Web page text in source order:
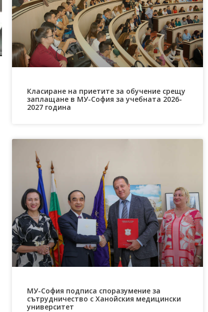
Класиране на приетите за обучение срещу
заплащане в МУ-София за учебната 2026-
2027 година
МУ-София подписа споразумение за
сътрудничество с Ханойския медицински
университет